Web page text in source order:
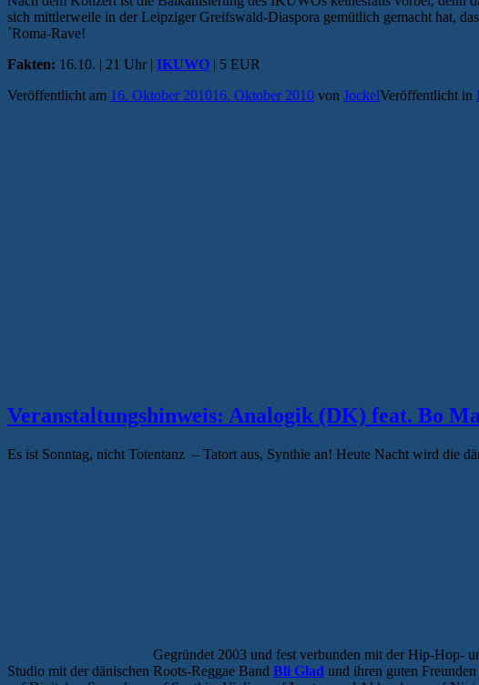
sich mittlerweile in der Leipziger Greifswald-Diaspora gemütlich gemacht hat,
´Roma-Rave!
Fakten: 16.10. | 21 Uhr | IKUWO | 5 EUR
Veröffentlicht am 16. Oktober 201016. Oktober 2010 von JockelVeröffentlicht in
Veranstaltungshinweis: Analogik (DK) feat. Bo
Es ist Sonntag, nicht Totentanz – Tatort aus, Synthie an! Heute Nacht wird die
Gegründet 2003 und fest verbunden mit der Hip-Hop-
Studio mit der dänischen Roots-Reggae Band Bli Glad und ihren guten